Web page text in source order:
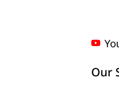
Our